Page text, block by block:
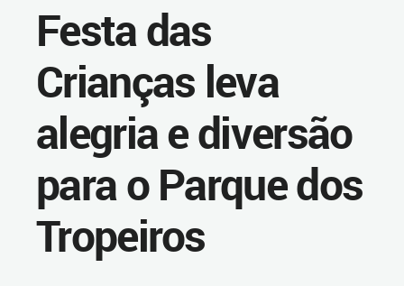
Festa das
Crianças leva
alegria e diversão
para o Parque dos
Tropeiros